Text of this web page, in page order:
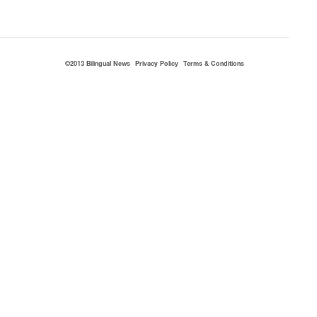
©2013 Bilingual News Privacy Policy Terms & Conditions